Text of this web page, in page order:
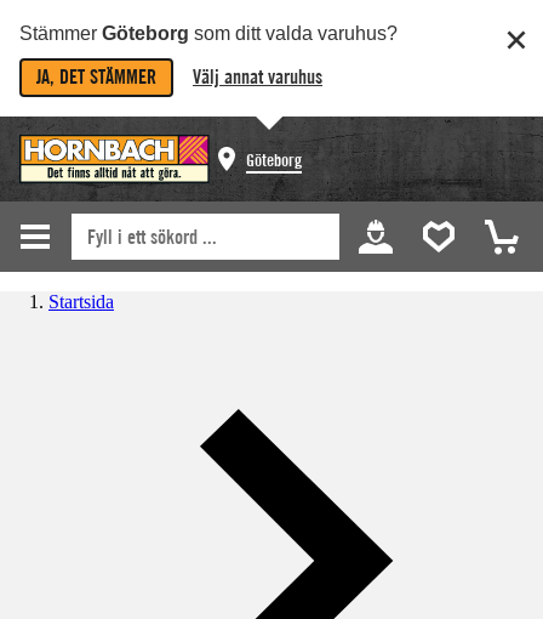
Stämmer Göteborg som ditt valda varuhus?
JA, DET STÄMMER Välj annat varuhus
Göteborg
Startsida